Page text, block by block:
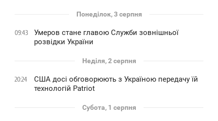
Понеділок, 3 серпня
09:43
Умеров стане главою Служби зовнішньої
розвідки України
Неділя, 2 серпня
20:24
США досі обговорюють з Україною передачу їй
технологій Patriot
Субота, 1 серпня